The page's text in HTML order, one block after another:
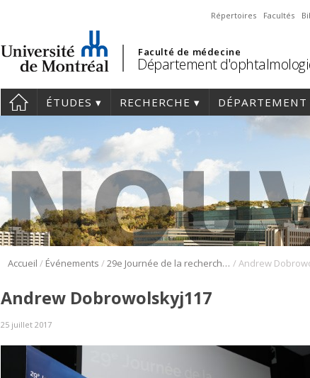
Répertoires Facultés
Faculté de médecine
Département
ÉTUDES RECHERCHE DÉPARTEMENT
Accueil / Événements / 29e Journée de la recherche en ophtalmologie de l’Université de Montréal /Andrew
Andrew Dobrowolskyj117
25 juillet 2017